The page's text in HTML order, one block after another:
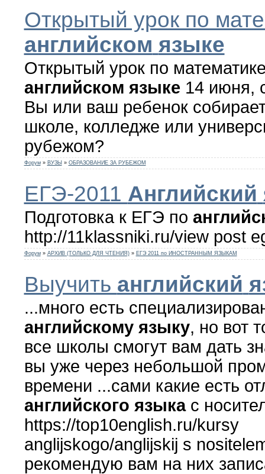
Открытый урок по
английском языке
Открытый урок по
английском языке 14 июня,
Вы или ваш ребенок
школе, колледже или
рубежом?
Форум » ВУЗЫ » ОБРАЗОВАНИЕ ЗА РУБЕЖОМ
ЕГЭ-2011 Английский
Подготовка к ЕГЭ по
http://11klassniki.ru/view post
Форум » АРХИВ (ТОЛЬКО ДЛЯ ЧТЕНИЯ) » ЕГЭ 2011 по ИНОСТРАННЫМ ЯЗЫКАМ
Выучить английский
...много есть
английскому языку, но вот
все школы смогут вам дать
вы уже через небольшой
времени ...сами какие есть
английского языкас
https://top10english.ru/kursy
anglijskogo/anglijskij s
рекомендую вам на них